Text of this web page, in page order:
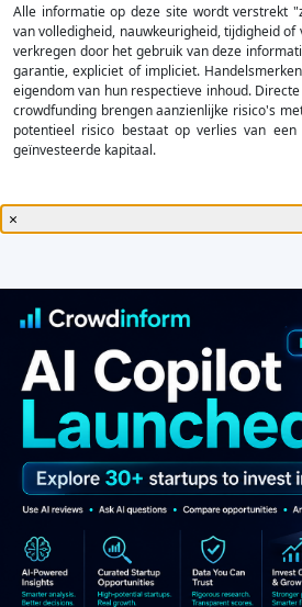
Alle informatie op deze site wordt verstrekt
van volledigheid, nauwkeurigheid, tijdigheid
verkregen door het gebruik van deze
garantie, expliciet of impliciet.
eigendom van hun respectieve inhoud.
crowdfunding brengen aanzienlijke risico's
potentieel risico bestaat op verlies van
geïnvesteerde kapitaal.
×